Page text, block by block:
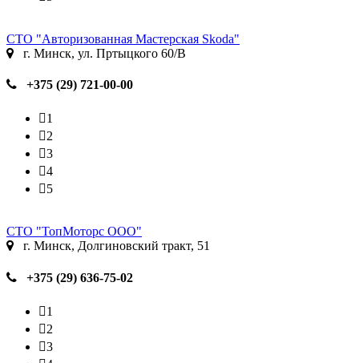
СТО "Авторизованная Мастерская Skoda"
г. Минск, ул. Пртыцкого 60/В
+375 (29) 721-00-00
1
2
3
4
5
СТО "ТопМоторс ООО"
г. Минск, Долгиновский тракт, 51
+375 (29) 636-75-02
1
2
3